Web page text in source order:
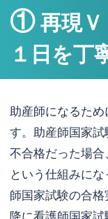
①再現Ｖ
１日を丁
助産師になるた
す。助産師国家
不合格だった場
という仕組みに
師国家試験の合
降に看護師国家